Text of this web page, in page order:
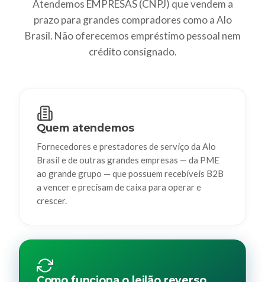
Atendemos EMPRESAS (CNPJ) que vendem a
prazo para grandes compradores como a Alo
Brasil. Não oferecemos empréstimo pessoal nem
crédito consignado.
Quem atendemos
Fornecedores e prestadores de serviço da Alo
Brasil e de outras grandes empresas — da PME
ao grande grupo — que possuem recebíveis B2B
a vencer e precisam de caixa para operar e
crescer.